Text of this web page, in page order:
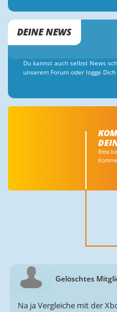
DEINE NEWS
Du kannst auch selbst News
unserem Forum oder logge
Bitte
Gelöschtes
Na ja Vergleiche mit der